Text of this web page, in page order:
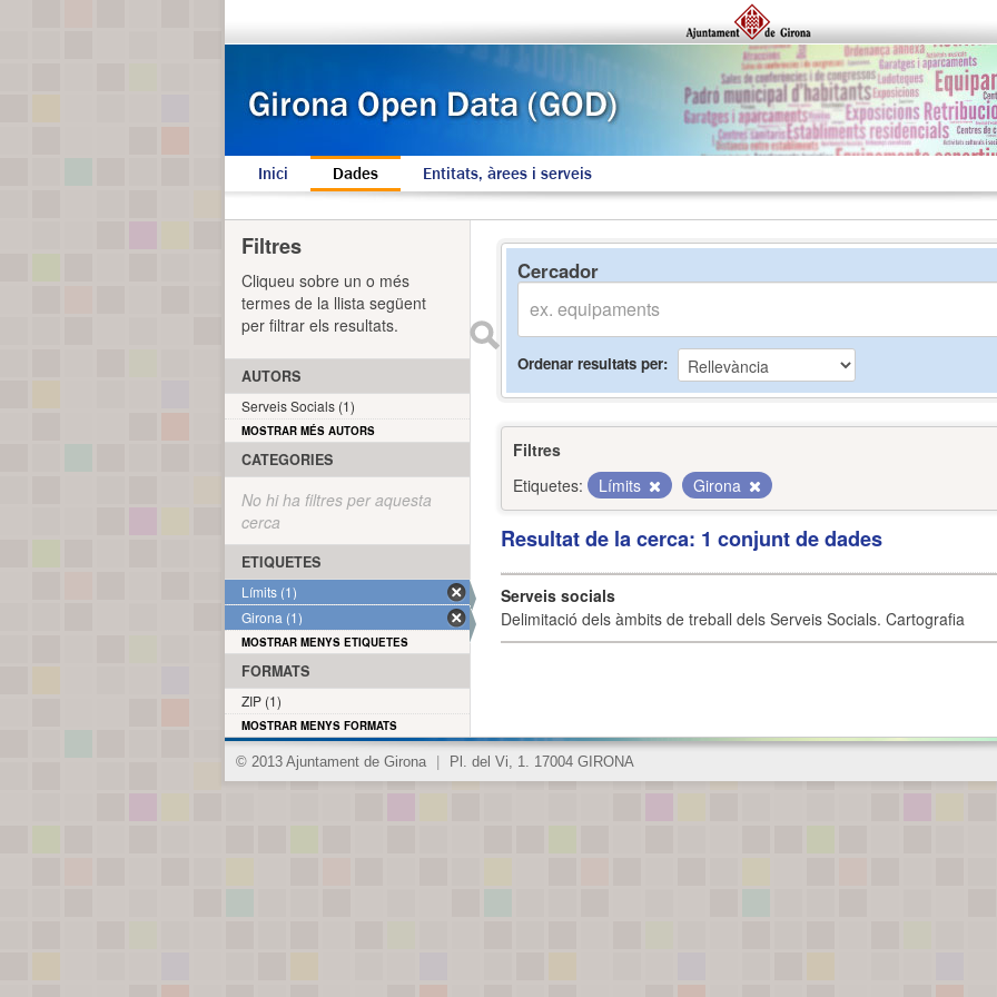
Inici Dades Entitats, àrees i serveis
Cercador
Ordenar resultats per
Filtres
Etiquetes:
Límits Girona
Resultat de la cerca: 1 conjunt de dades
Serveis socials
Delimitació dels àmbits de treball dels Serveis Socials. Cartografia
Filtres
Cliqueu sobre un o més
termes de la llista següent
per filtrar els resultats.
AUTORS
Serveis Socials (1)
MOSTRAR MÉS AUTORS
CATEGORIES
No hi ha filtres per aquesta
cerca
ETIQUETES
Límits (1)
Girona (1)
MOSTRAR MENYS ETIQUETES
FORMATS
ZIP (1)
MOSTRAR MENYS FORMATS
© 2013 Ajuntament de Girona Pl. del Vi, 1. 17004 GIRONA